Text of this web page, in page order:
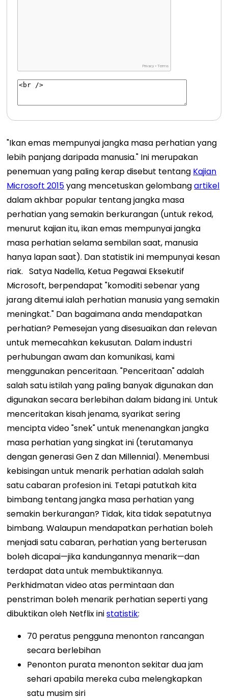
"Ikan emas mempunyai jangka masa perhatian yang
lebih panjang daripada manusia." Ini merupakan
penemuan yang paling kerap disebut tentang Kajian
Microsoft 2015yang mencetuskan gelombangartikel
dalam akhbar popular tentang jangka masa
perhatian yang semakin berkurangan (untuk rekod,
menurut kajian itu, ikan emas mempunyai jangka
masa perhatian selama sembilan saat, manusia
hanya lapan saat). Dan statistik ini mempunyai kesan
riak. Satya Nadella, Ketua Pegawai Eksekutif
Microsoft, berpendapat "komoditi sebenar yang
jarang ditemui ialah perhatian manusia yang semakin
meningkat." Dan bagaimana anda mendapatkan
perhatian? Pemesejan yang disesuaikan dan relevan
untuk memecahkan kekusutan. Dalam industri
perhubungan awam dan komunikasi, kami
menggunakan penceritaan. "Penceritaan" adalah
salah satu istilah yang paling banyak digunakan dan
digunakan secara berlebihan dalam bidang ini. Untuk
menceritakan kisah jenama, syarikat sering
mencipta video "snek" untuk menenangkan jangka
masa perhatian yang singkat ini (terutamanya
dengan generasi Gen Z dan Millennial). Menembusi
kebisingan untuk menarik perhatian adalah salah
satu cabaran profesion ini. Tetapi patutkah kita
bimbang tentang jangka masa perhatian yang
semakin berkurangan? Tidak, kita tidak sepatutnya
bimbang. Walaupun mendapatkan perhatian boleh
menjadi satu cabaran, perhatian yang berterusan
boleh dicapai—jika kandungannya menarik—dan
terdapat data untuk membuktikannya.
Perkhidmatan video atas permintaan dan
penstriman boleh menarik perhatian seperti yang
dibuktikan oleh Netflix inistatistik:
70 peratus pengguna menonton rancangan
secara berlebihan
Penonton purata menonton sekitar dua jam
sehari apabila mereka cuba melengkapkan
satu musim siri